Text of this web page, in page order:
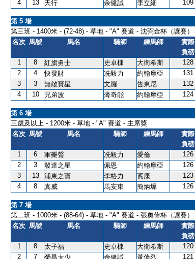
4
13 天行 余健誠 李立細 109
第 5 場
第三班 - 1400米 - (72-48) - 草地 - "A" 賽道 - 沈弼金杯（讓賽）
名次 馬號 馬名 騎師 練馬師
實際
負磅
1 8 紅旗勇士 史卓棟 大衛希斯 128
2
4 快發財 冼毅力 約翰摩亞 131
3
3 無敵寶星 文羅 告東尼 132
4
10 兄弟波 薄奇能 約翰摩亞 124
第 6 場
三歲及以上 - 1200米 - 草地 - "A" 賽道 - 主席獎
名次 馬號 馬名 騎師 練馬師
實際
負磅
1 6 軍樂聲 冼毅力 愛倫 126
2
3 發達之星 佩恩 約翰摩亞 126
3
13 浦東之寶 李格力 賓康 123
4
8 真威 馬安東 簡炳墀 126
第 7 場
第二班 - 1000米 - (88-64) - 草地 - "A" 賽道 - 張奧偉杯（讓賽）
名次 馬號 馬名 騎師 練馬師
實際
負磅
1 8 太子福 史卓棟 大衛希斯 120
2
7 榮昌大少 余健誠 黃偉烈 121